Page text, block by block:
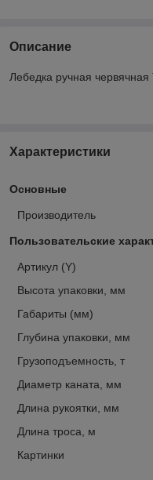
Описание
Лебедка ручная
Характеристики
Основные
Производитель
Пользовательские
Артикул (Y)
Высота упаковки, мм
Габариты (мм)
Глубина упаковки, мм
Грузоподъемность, т
Диаметр каната, мм
Длина рукоятки, мм
Длина троса, м
Картинки